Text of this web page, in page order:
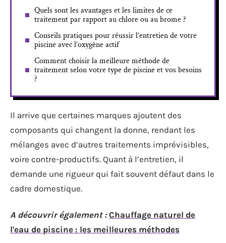
Quels sont les avantages et les limites de ce
traitement par rapport au chlore ou au brome ?
Conseils pratiques pour réussir l’entretien de votre
piscine avec l’oxygène actif
Comment choisir la meilleure méthode de
traitement selon votre type de piscine et vos besoins
?
Il arrive que certaines marques ajoutent des
composants qui changent la donne, rendant les
mélanges avec d’autres traitements imprévisibles,
voire contre-productifs. Quant à l’entretien, il
demande une rigueur qui fait souvent défaut dans le
cadre domestique.
A découvrir également : Chauffage naturel de
l'eau de piscine : les meilleures méthodes